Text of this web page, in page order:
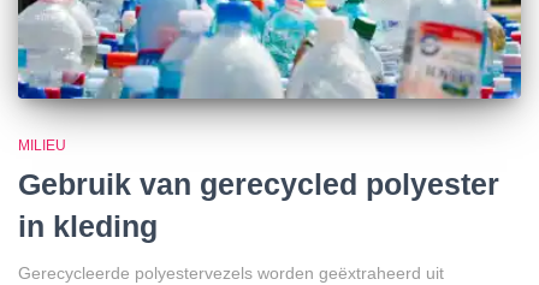
MILIEU
Gebruik van gerecycled polyester
in kleding
Gerecycleerde polyestervezels worden geëxtraheerd uit